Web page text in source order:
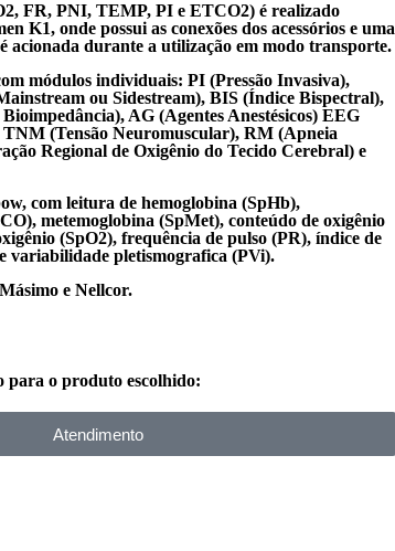
FR, PNI, TEMP, PI e ETCO2) é realizado
K1, onde possui as conexões dos acessórios e uma
acionada durante a utilização em modo transporte.
módulos individuais: PI (Pressão Invasiva),
ou Sidestream), BIS (Índice Bispectral),
AG (Agentes Anestésicos) EEG
(Tensão Neuromuscular), RM (Apneia
Regional de Oxigênio do Tecido Cerebral) e
com leitura de hemoglobina (SpHb),
metemoglobina (SpMet), conteúdo de oxigênio
(SpO2), frequência de pulso (PR), índice de
variabilidade pletismografica (PVi).
e Nellcor.
para o produto escolhido:
Atendimento